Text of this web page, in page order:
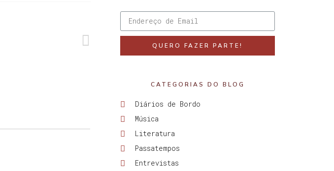
QUERO FAZER PARTE!
CATEGORIAS DO BLOG
Diários de Bordo
Música
Literatura
Passatempos
Entrevistas